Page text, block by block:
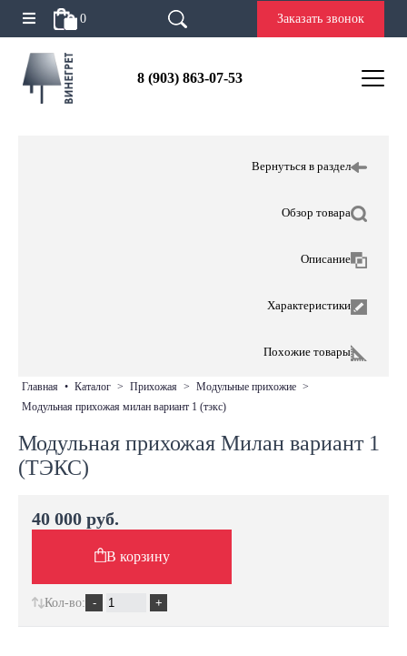
0 Заказать звонок
8 (903) 863-07-53
Вернуться в раздел
Обзор товара
Описание
Характеристики
Похожие товары
главная • каталог > прихожая > модульные прихожие >
модульная прихожая милан вариант 1 (тэкс)
Модульная прихожая Милан вариант 1
(ТЭКС)
40 000 руб.
В корзину
Кол-во: